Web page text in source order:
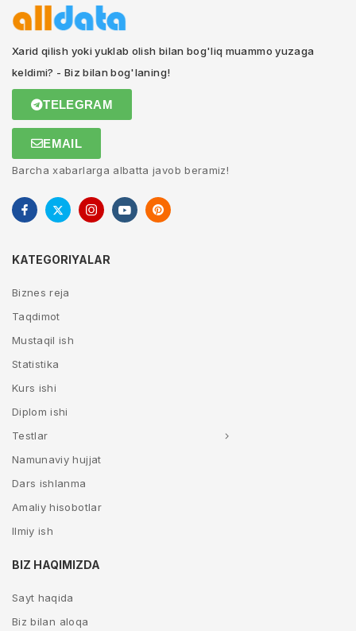
Xarid qilish yoki yuklab olish bilan bog'liq muammo yuzaga
keldimi? - Biz bilan bog'laning!
TELEGRAM
EMAIL
Barcha xabarlarga albatta javob beramiz!
KATEGORIYALAR
Biznes reja
Taqdimot
Mustaqil ish
Statistika
Kurs ishi
Diplom ishi
Testlar
Namunaviy hujjat
Dars ishlanma
Amaliy hisobotlar
Ilmiy ish
BIZ HAQIMIZDA
Sayt haqida
Biz bilan aloqa